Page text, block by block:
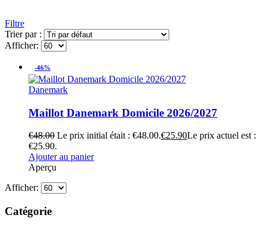
Filtre
Trier par :
Afficher:
-46%
Danemark
Maillot Danemark Domicile 2026/2027
€48.00 Le prix initial était : €48.00.€25.90Le prix actuel est :
€25.90.
Ajouter au panier
Aperçu
Afficher:
Catégorie